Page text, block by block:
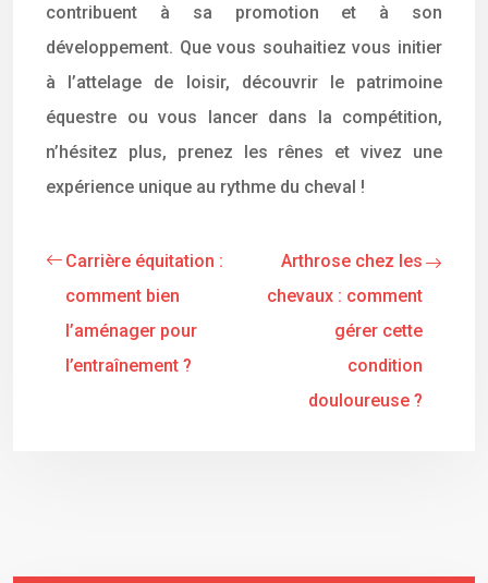
contribuent à sa promotion et à son
développement. Que vous souhaitiez vous initier
à l’attelage de loisir, découvrir le patrimoine
équestre ou vous lancer dans la compétition,
n’hésitez plus, prenez les rênes et vivez une
expérience unique au rythme du cheval !
Carrière équitation :
comment bien
l’aménager pour
l’entraînement ?
Arthrose chez les
chevaux : comment
gérer cette
condition
douloureuse ?